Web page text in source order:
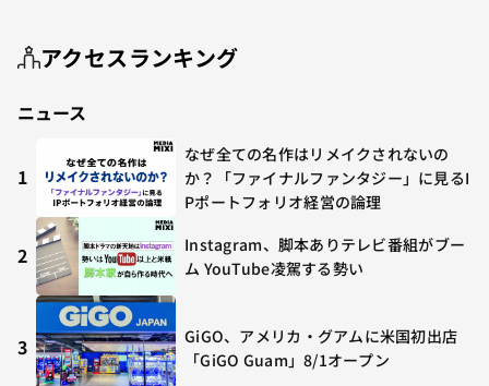
アクセスランキング
ニュース
1
なぜ全ての名作はリメイクされないの
か？「ファイナルファンタジー」に見るI
Pポートフォリオ経営の論理
2
Instagram、脚本ありテレビ番組がブー
ム YouTube凌駕する勢い
3
GiGO、アメリカ・グアムに米国初出店
「GiGO Guam」8/1オープン